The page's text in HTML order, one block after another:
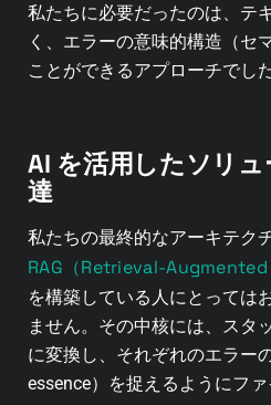
私たちに必要だったのは、テ
く、エラーの意味的構造（セ
ことができるアプローチでした
AI を活用したソリ
達
私たちの最終的なアーキテク
RAG（Retrieval-Augmented
を構築している人にとっては
ません。 その中核には、スタ
に変換し、それぞれのエラー
essence）を捉えるようにフ